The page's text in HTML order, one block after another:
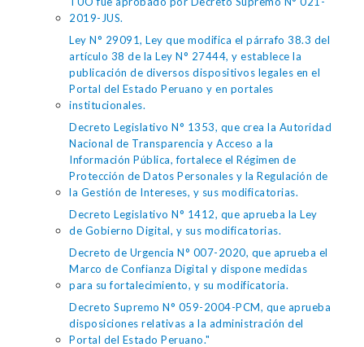
2019-JUS.
Ley N° 29091, Ley que modifica el párrafo 38.3 del
artículo 38 de la Ley N° 27444, y establece la
publicación de diversos dispositivos legales en el
Portal del Estado Peruano y en portales
institucionales.
Decreto Legislativo N° 1353, que crea la Autoridad
Nacional de Transparencia y Acceso a la
Información Pública, fortalece el Régimen de
Protección de Datos Personales y la Regulación de
la Gestión de Intereses, y sus modificatorias.
Decreto Legislativo N° 1412, que aprueba la Ley
de Gobierno Digital, y sus modificatorias.
Decreto de Urgencia N° 007-2020, que aprueba el
Marco de Confianza Digital y dispone medidas
para su fortalecimiento, y su modificatoria.
Decreto Supremo N° 059-2004-PCM, que aprueba
disposiciones relativas a la administración del
Portal del Estado Peruano."